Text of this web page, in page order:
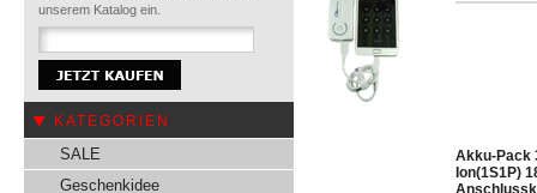
unserem Katalog ein.
KATEGORIEN
SALE
Geschenkidee
Akku-Pack
Ion(1S1P)